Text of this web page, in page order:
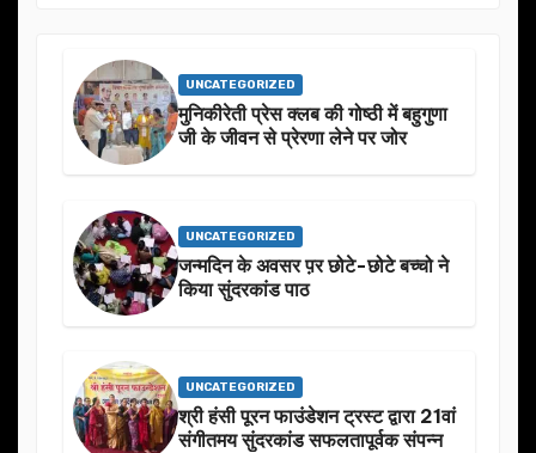
UNCATEGORIZED
मुनिकीरेती प्रेस क्लब की गोष्ठी में बहुगुणा
जी के जीवन से प्रेरणा लेने पर जोर
UNCATEGORIZED
जन्मदिन के अवसर प़र छोटे-छोटे बच्चो ने
किया सुंदरकांड पाठ
UNCATEGORIZED
श्री हंसी पूरन फाउंडेशन ट्रस्ट द्वारा 21वां
संगीतमय सुंदरकांड सफलतापूर्वक संपन्न